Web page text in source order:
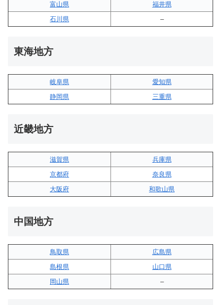
富山県
福井県
石川県
–
東海地方
岐阜県
愛知県
静岡県
三重県
近畿地方
滋賀県
兵庫県
京都府
奈良県
大阪府
和歌山県
中国地方
鳥取県
広島県
島根県
山口県
岡山県
–